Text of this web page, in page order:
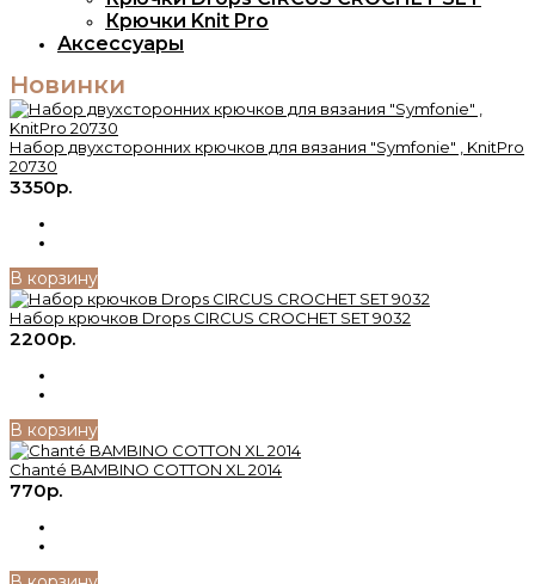
Крючки Knit Pro
Аксессуары
Новинки
Набор двухсторонних крючков для вязания "Symfonie" , KnitPro
20730
3350р.
В корзину
Набор крючков Drops CIRCUS CROСHET SET 9032
2200р.
В корзину
Chanté BAMBINO COTTON XL 2014
770р.